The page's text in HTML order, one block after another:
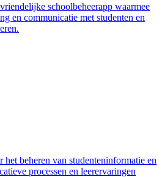
schoolbeheerapp waarmee
en communicatie met studenten en
het beheren van studenteninformatie en
processen en leerervaringen